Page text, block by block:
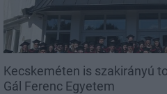
Kecskeméten is szakirányú
Gál Ferenc Egyetem